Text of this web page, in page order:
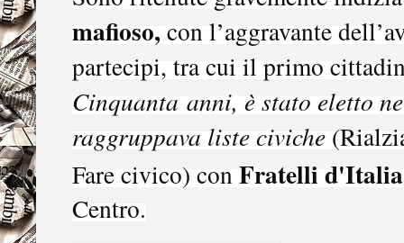
mafioso, con l’aggravante
partecipi, tra cui il primo
Cinquanta anni, è stato eletto
raggruppava liste civiche
Fare civico) conFratelli
Centro.